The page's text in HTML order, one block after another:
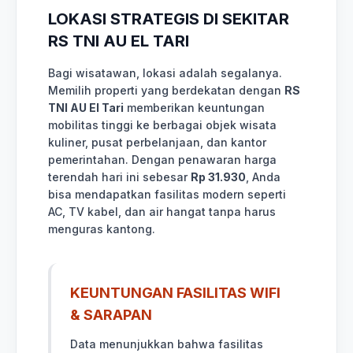
LOKASI STRATEGIS DI SEKITAR
RS TNI AU EL TARI
Bagi wisatawan, lokasi adalah segalanya.
Memilih properti yang berdekatan dengan RS
TNI AU El Tari memberikan keuntungan
mobilitas tinggi ke berbagai objek wisata
kuliner, pusat perbelanjaan, dan kantor
pemerintahan. Dengan penawaran harga
terendah hari ini sebesar Rp 31.930 , Anda
bisa mendapatkan fasilitas modern seperti
AC, TV kabel, dan air hangat tanpa harus
menguras kantong.
KEUNTUNGAN FASILITAS WIFI
& SARAPAN
Data menunjukkan bahwa fasilitas